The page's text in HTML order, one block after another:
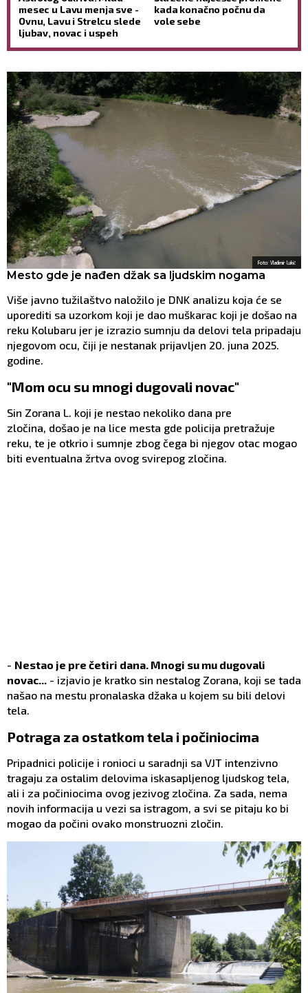
mesec u Lavu menja sve -
Ovnu, Lavu i Strelcu slede
ljubav, novac i uspeh
kada konačno počnu da
vole sebe
Foto: Vladimir Lukić
Mesto gde je nađen džak sa ljudskim nogama
Više javno tužilaštvo naložilo je DNK analizu koja će se
uporediti sa uzorkom koji je dao muškarac koji je došao na
reku Kolubaru jer je izrazio sumnju da delovi tela pripadaju
njegovom ocu, čiji je nestanak prijavljen 20. juna 2025.
godine.
"Mom ocu su mnogi dugovali novac"
Sin Zorana L. koji je nestao nekoliko dana pre
zločina, došao je na lice mesta gde policija pretražuje
reku, te je otkrio i sumnje zbog čega bi njegov otac mogao
biti eventualna žrtva ovog svirepog zločina.
- Nestao je pre četiri dana. Mnogi su mu dugovali
novac... - izjavio je kratko sin nestalog Zorana, koji se tada
našao na mestu pronalaska džaka u kojem su bili delovi
tela.
Potraga za ostatkom tela i počiniocima
Pripadnici policije i ronioci u saradnji sa VJT intenzivno
tragaju za ostalim delovima iskasapljenog ljudskog tela,
ali i za počiniocima ovog jezivog zločina. Za sada, nema
novih informacija u vezi sa istragom, a svi se pitaju ko bi
mogao da počini ovako monstruozni zločin.